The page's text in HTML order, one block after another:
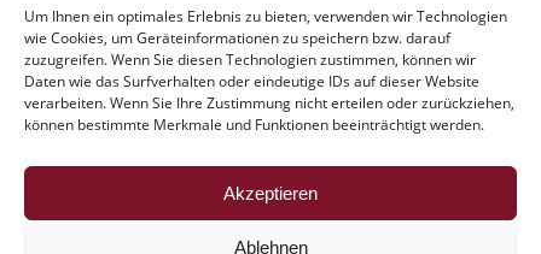
Um Ihnen ein optimales Erlebnis zu bieten, verwenden wir Technologien
wie Cookies, um Geräteinformationen zu speichern bzw. darauf
zuzugreifen. Wenn Sie diesen Technologien zustimmen, können wir
Daten wie das Surfverhalten oder eindeutige IDs auf dieser Website
verarbeiten. Wenn Sie Ihre Zustimmung nicht erteilen oder zurückziehen,
können bestimmte Merkmale und Funktionen beeinträchtigt werden.
Akzeptieren
Ablehnen
Der Trouble mit der Vollmacht